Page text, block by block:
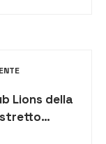
Lions della